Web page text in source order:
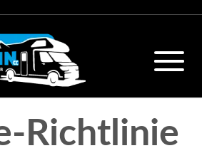
Richtlinie